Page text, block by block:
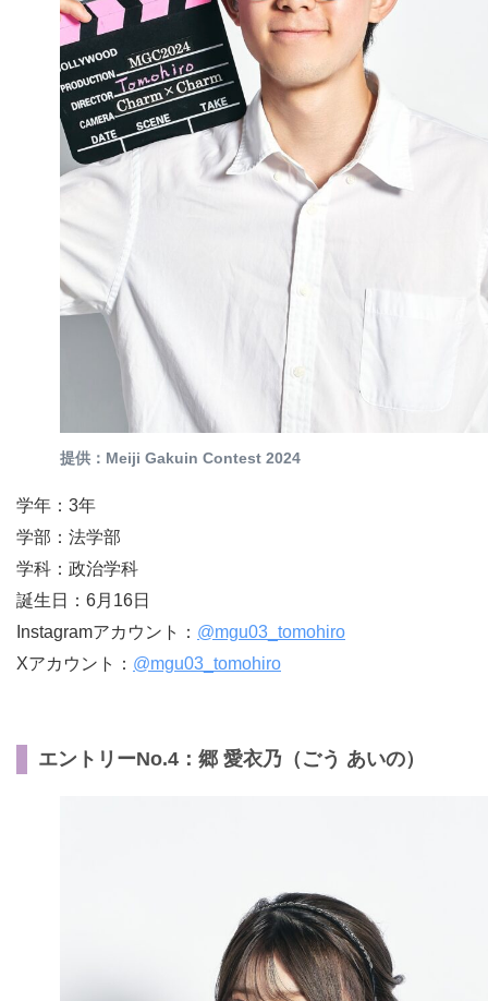
提供：Meiji Gakuin Contest 2024
学年：3年
学部：法学部
学科：政治学科
誕生日：6月16日
Instagramアカウント： @mgu03_tomohiro
Xアカウント： @mgu03_tomohiro
エントリーNo.4：郷 愛衣乃（ごう あいの）